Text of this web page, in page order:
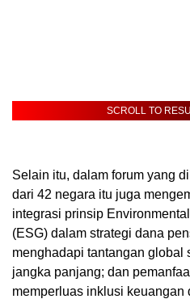
SCROLL TO
Selain itu, dalam forum yang
dari 42 negara itu juga
integrasi prinsip
(ESG) dalam strategi dana
menghadapi tantangan global
jangka panjang; dan
memperluas inklusi keuangan